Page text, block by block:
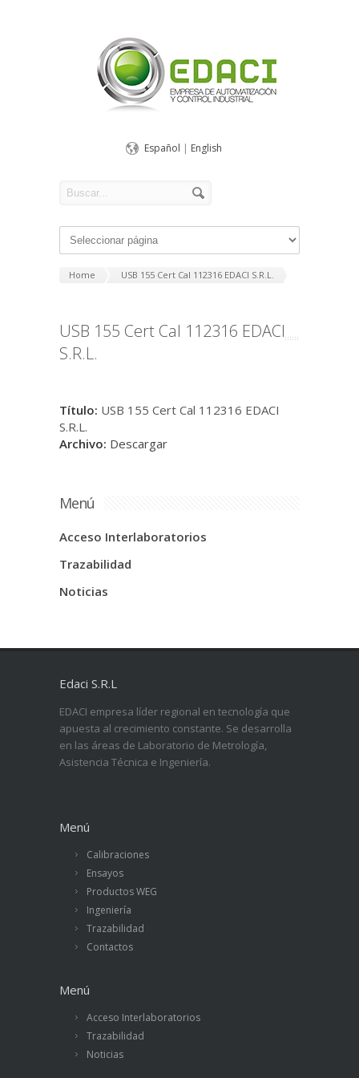
Español | English
Home USB 155 Cert Cal 112316 EDACI S.R.L.
USB 155 Cert Cal 112316 EDACI
S.R.L.
Título: USB 155 Cert Cal 112316 EDACI
S.R.L.
Archivo: Descargar
Menú
Acceso Interlaboratorios
Trazabilidad
Noticias
Edaci S.R.L
EDACI empresa líder regional en tecnología que
apuesta al crecimiento constante. Se desarrolla
en las áreas de Laboratorio de Metrología,
Asistencia Técnica e Ingeniería.
Menú
Calibraciones
Ensayos
Productos WEG
Ingeniería
Trazabilidad
Contactos
Menú
Acceso Interlaboratorios
Trazabilidad
Noticias